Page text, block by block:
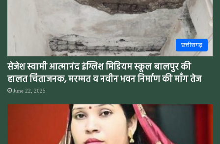
छत्तीसगढ़
सेजेश स्वामी आत्मानंद इंग्लिश मिडियम स्कूल बालपुर की
हालत चिंताजनक, मरम्मत व नवीन भवन निर्माण की माँग तेज
June 22, 2025